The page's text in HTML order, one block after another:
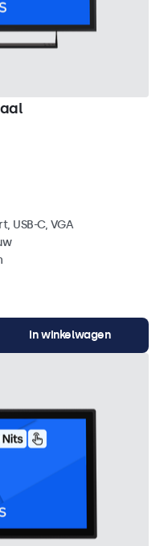
USB-C, VGA
In winkelwagen